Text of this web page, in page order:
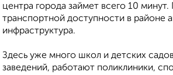
центра города займет всего 10
транспортной доступности в районе
инфраструктура.
Здесь уже много школ и детских
заведений, работают поликлиники,